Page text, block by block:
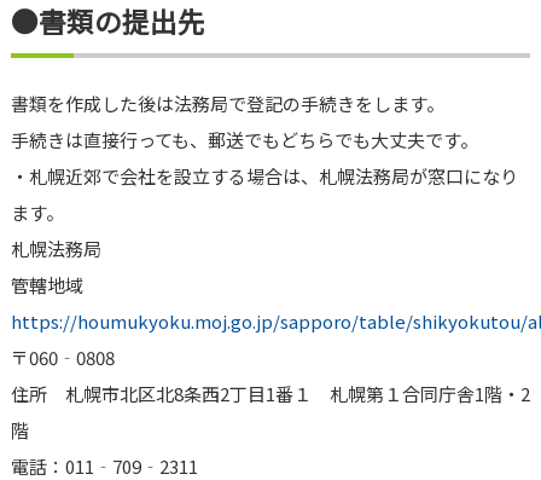
●書類の提出先
書類を作成した後は法務局で登記の手続きをします。
手続きは直接行っても、郵送でもどちらでも大丈夫です。
・札幌近郊で会社を設立する場合は、札幌法務局が窓口になり
ます。
札幌法務局
管轄地域
https://houmukyoku.moj.go.jp/sapporo/table/shikyokutou/
〒060‐0808
住所 札幌市北区北8条西2丁目1番１ 札幌第１合同庁舎1階・2
階
電話：011‐709‐2311